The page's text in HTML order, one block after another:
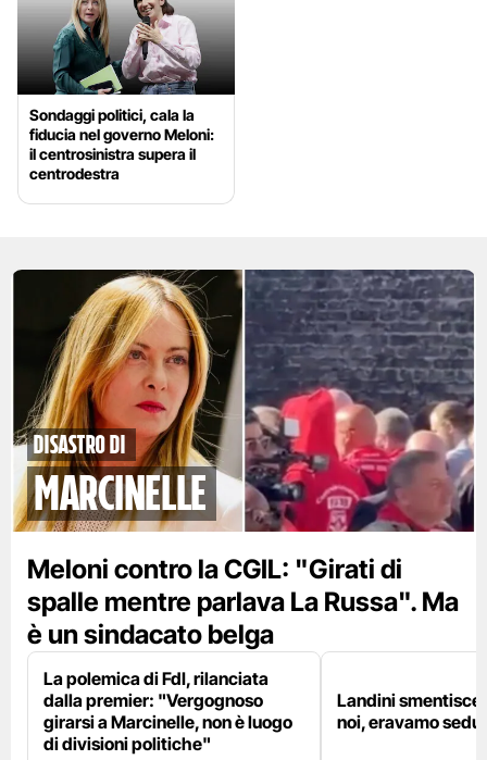
Sondaggi politici, cala la
fiducia nel governo Meloni:
il centrosinistra supera il
centrodestra
disastro di
marcinelle
Meloni contro la CGIL: "Girati di
spalle mentre parlava La Russa". Ma
è un sindacato belga
La polemica di FdI, rilanciata
dalla premier: "Vergognoso
girarsi a Marcinelle, non è luogo
di divisioni politiche"
Landini
noi, eravamo